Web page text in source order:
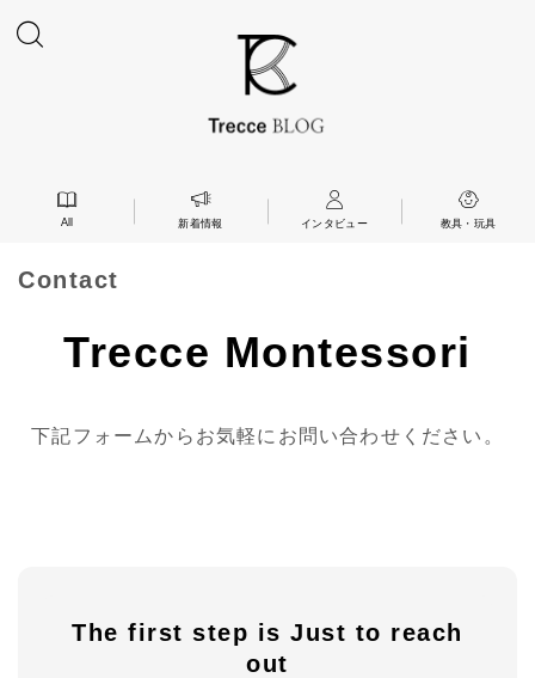
All 新着情報 インタビュー 教具・玩具
Contact
Trecce Montessori
下記フォームからお気軽にお問い合わせください。
The first step is Just to reach
out